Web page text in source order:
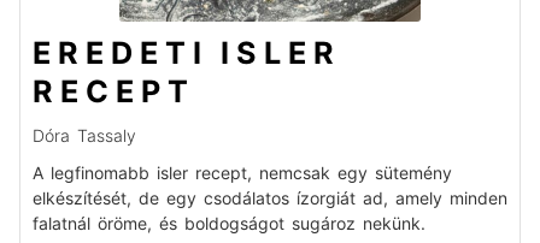
EREDETI ISLER
RECEPT
Dóra Tassaly
A legfinomabb isler recept, nemcsak egy sütemény
elkészítését, de egy csodálatos ízorgiát ad, amely minden
falatnál öröme, és boldogságot sugároz nekünk.